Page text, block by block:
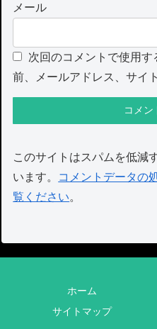
メール
次回のコメントで使用
前、メールアドレス、サイ
このサイトはスパムを低減
います。
コメントデータの
覧ください。
ホーム
サイトマップ